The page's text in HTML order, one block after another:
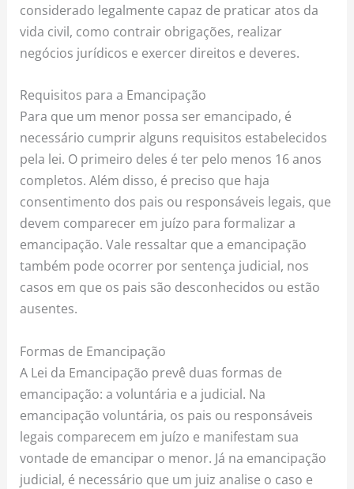
considerado legalmente capaz de praticar atos da
vida civil, como contrair obrigações, realizar
negócios jurídicos e exercer direitos e deveres.
Requisitos para a Emancipação
Para que um menor possa ser emancipado, é
necessário cumprir alguns requisitos estabelecidos
pela lei. O primeiro deles é ter pelo menos 16 anos
completos. Além disso, é preciso que haja
consentimento dos pais ou responsáveis legais, que
devem comparecer em juízo para formalizar a
emancipação. Vale ressaltar que a emancipação
também pode ocorrer por sentença judicial, nos
casos em que os pais são desconhecidos ou estão
ausentes.
Formas de Emancipação
A Lei da Emancipação prevê duas formas de
emancipação: a voluntária e a judicial. Na
emancipação voluntária, os pais ou responsáveis
legais comparecem em juízo e manifestam sua
vontade de emancipar o menor. Já na emancipação
judicial, é necessário que um juiz analise o caso e